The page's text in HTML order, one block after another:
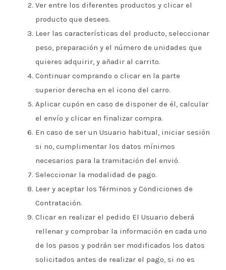
Ver entre los diferentes productos y clicar el
producto que desees.
Leer las características del producto, seleccionar
peso, preparación y el número de unidades que
quieres adquirir, y añadir al carrito.
Continuar comprando o clicar en la parte
superior derecha en el icono del carro.
Aplicar cupón en caso de disponer de él, calcular
el envío y clicar en finalizar compra.
En caso de ser un Usuario habitual, iniciar sesión
si no, cumplimentar los datos mínimos
necesarios para la tramitación del envió.
Seleccionar la modalidad de pago.
Leer y aceptar los Términos y Condiciones de
Contratación.
Clicar en realizar el pedido El Usuario deberá
rellenar y comprobar la información en cada uno
de los pasos y podrán ser modificados los datos
solicitados antes de realizar el pago, si no es